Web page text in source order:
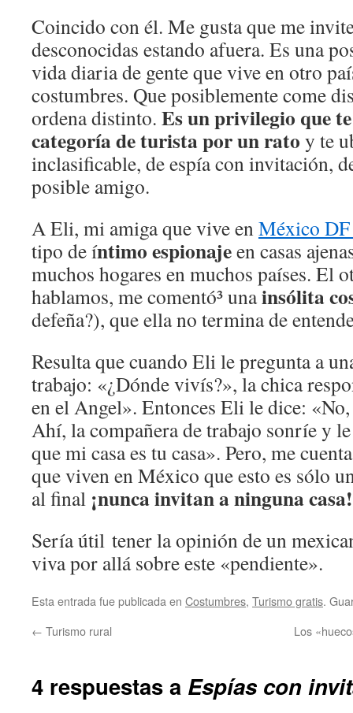
Coincido con él. Me gusta que me
desconocidas estando afuera. Es una
vida diaria de gente que vive en otro
costumbres. Que posiblemente come
ordena distinto. Es un privilegio que
categorí­a de turista por un rato y te
inclasificable, de espí­a con invitación,
posible amigo.
A Eli, mi amiga que vive enMéxico
tipo de í­ntimo espionajeen casas
muchos hogares en muchos países. El
hablamos, me comentó³ unainsólita
defeña?), que ella no termina de
Resulta que cuando Eli le pregunta a
trabajo: «¿Dónde vivís?», la chica
en el Angel». Entonces Eli le dice:
Ahí­, la compañera de trabajo sonrí­e y
que mi casa es tu casa». Pero, me
que viven en México que esto es sólo
al final ¡nunca invitan a ninguna casa!
Sería útil tener la opinión de un
viva por allá sobre este «pendiente».
Esta entrada fue publicada en Costumbres, Turismo gratis.
← Turismo rural Los
4 respuestas a Espí­as con